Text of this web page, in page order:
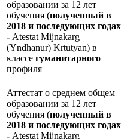
образовании за 12 лет
обучения (полученный в
2018 и последующих годах
- Atestat Mijnakarg
(Yndhanur) Krtutyan) в
классе гуманитарного
профиля
Аттестат о среднем общем
образовании за 12 лет
обучения (полученный в
2018 и последующих годах
- Atestat Mijnakarg